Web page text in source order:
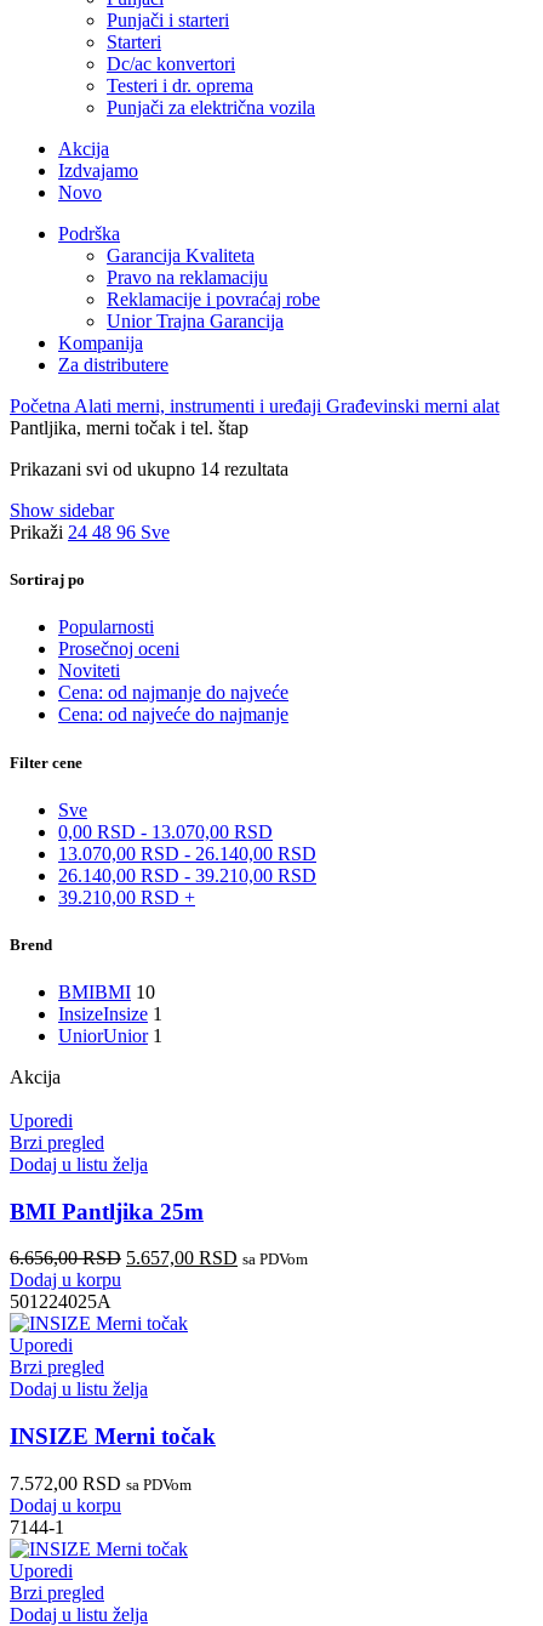
Punjači i starteri
Starteri
Dc/ac konvertori
Testeri i dr. oprema
Punjači za električna vozila
Akcija
Izdvajamo
Novo
Podrška
Garancija Kvaliteta
Pravo na reklamaciju
Reklamacije i povraćaj robe
Unior Trajna Garancija
Kompanija
Za distributere
Početna Alati merni, instrumenti i uređaji Građevinski merni alat
Pantljika, merni točak i tel. štap
Prikazani svi od ukupno 14 rezultata
Show sidebar
Prikaži 24 48 96 Sve
Sortiraj po
Popularnosti
Prosečnoj oceni
Noviteti
Cena: od najmanje do najveće
Cena: od najveće do najmanje
Filter cene
Sve
0,00 RSD - 13.070,00 RSD
13.070,00 RSD - 26.140,00 RSD
26.140,00 RSD - 39.210,00 RSD
39.210,00 RSD +
Brend
BMIBMI 10
InsizeInsize 1
UniorUnior 1
Akcija
Uporedi
Brzi pregled
Dodaj u listu želja
BMI Pantljika 25m
6.656,00RSD 5.657,00 RSD sa PDVom
Dodaj u korpu
501224025A
Uporedi
Brzi pregled
Dodaj u listu želja
INSIZE Merni točak
7.572,00 RSD sa PDVom
Dodaj u korpu
7144-1
Uporedi
Brzi pregled
Dodaj u listu želja